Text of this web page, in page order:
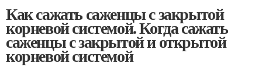
Как сажать саженцы с закрытой
корневой системой. Когда сажать
саженцы с закрытой и открытой
корневой системой